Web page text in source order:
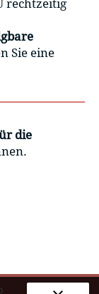
rechtzeitig
Sie eine
die